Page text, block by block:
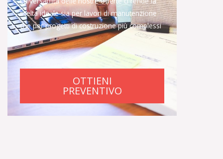
scelta ideale sia per lavori di manutenzione
che per progetti di costruzione più complessi
OTTIENI
PREVENTIVO